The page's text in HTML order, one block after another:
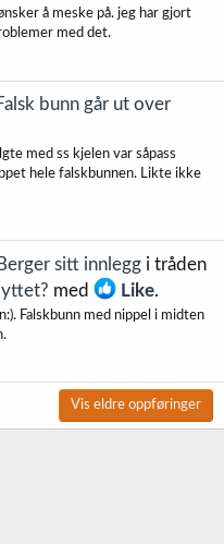
å meske på. jeg har gjort
med det.
bunn går ut over
med ss kjelen var såpass
hele falskbunnen. Likte ikke
sitt innlegg i tråden
med Like.
Falskbunn med nippel i midten
Vis eldre oppføringer